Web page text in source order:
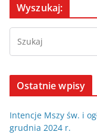
Wyszukaj:
Ostatnie wpisy
Intencje Mszy św. i
grudnia 2024 r.